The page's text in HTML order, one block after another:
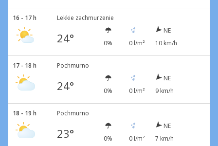
16 - 17 h Lekkie zachmurzenie
24° 0% 0 l/m²
NE
10 km/h
17 - 18 h Pochmurno
24° 0% 0 l/m²
NE
9 km/h
18 - 19 h Pochmurno
23° 0% 0 l/m²
NE
7 km/h